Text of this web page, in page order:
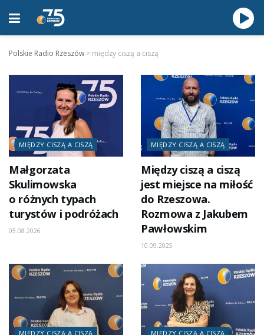
Polskie Radio Rzeszów > między ciszą a ciszą
MIĘDZY CISZĄ A CISZĄ
Małgorzata
Skulimowska
o różnych typach
turystów i podróżach
05.08.2026
MIĘDZY CISZĄ A CISZĄ
Między ciszą a ciszą
jest miejsce na miłość
do Rzeszowa.
Rozmowa z Jakubem
Pawłowskim
10.09.2025
MIĘDZY CISZĄ A CISZĄ MIĘDZY CISZĄ A CISZĄ